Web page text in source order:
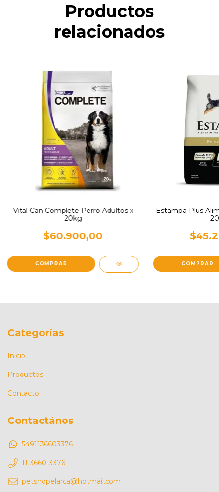
Productos
relacionados
Vital Can Complete Perro Adultos x
20kg
$60.900,00
Estampa Plus
Categorías
Inicio
Productos
Contacto
Contactános
5491136603376
11 3660-3376
petshopelarca@hotmail.com